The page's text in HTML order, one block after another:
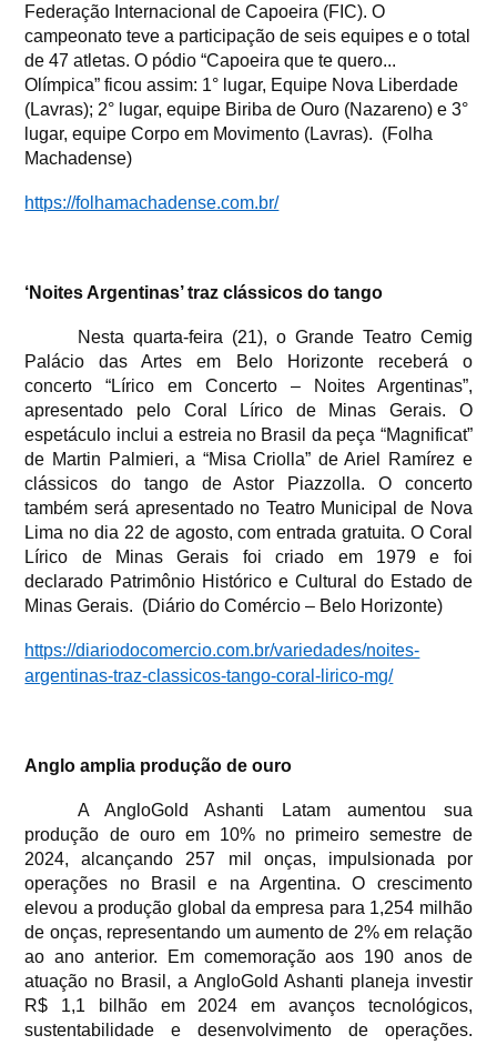
Federação Internacional de Capoeira (FIC). O
campeonato teve a participação de seis equipes e o total
de 47 atletas. O pódio “Capoeira que te quero...
Olímpica” ficou assim: 1° lugar, Equipe Nova Liberdade
(Lavras); 2° lugar, equipe Biriba de Ouro (Nazareno) e 3°
lugar, equipe Corpo em Movimento (Lavras). (Folha
Machadense)
https://folhamachadense.com.br/
‘Noites Argentinas’ traz clássicos do tango
Nesta quarta-feira (21), o Grande Teatro Cemig
Palácio das Artes em Belo Horizonte receberá o
concerto “Lírico em Concerto – Noites Argentinas”,
apresentado pelo Coral Lírico de Minas Gerais. O
espetáculo inclui a estreia no Brasil da peça “Magnificat”
de Martin Palmieri, a “Misa Criolla” de Ariel Ramírez e
clássicos do tango de Astor Piazzolla. O concerto
também será apresentado no Teatro Municipal de Nova
Lima no dia 22 de agosto, com entrada gratuita. O Coral
Lírico de Minas Gerais foi criado em 1979 e foi
declarado Patrimônio Histórico e Cultural do Estado de
Minas Gerais. (Diário do Comércio – Belo Horizonte)
https://diariodocomercio.com.br/variedades/noites-
argentinas-traz-classicos-tango-coral-lirico-mg/
Anglo amplia produção de ouro
A AngloGold Ashanti Latam aumentou sua
produção de ouro em 10% no primeiro semestre de
2024, alcançando 257 mil onças, impulsionada por
operações no Brasil e na Argentina. O crescimento
elevou a produção global da empresa para 1,254 milhão
de onças, representando um aumento de 2% em relação
ao ano anterior. Em comemoração aos 190 anos de
atuação no Brasil, a AngloGold Ashanti planeja investir
R$ 1,1 bilhão em 2024 em avanços tecnológicos,
sustentabilidade e desenvolvimento de operações.